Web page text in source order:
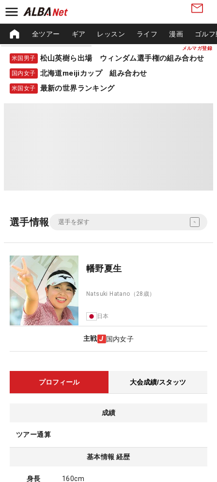
メルマガ登録
全ツアー ギア レッスン ライフ 漫画 ゴル
米国男子 松山英樹ら出場 ウィンダム選手権の組み合わせ
国内女子 北海道meijiカップ 組み合わせ
米国女子 最新の世界ランキング
選手情報
幡野夏生
Natsuki Hatano （28歳）
日本
主戦 国内女子
プロフィール 大会成績/スタッツ
成績
ツアー通算
基本情報 経歴
身長 160cm